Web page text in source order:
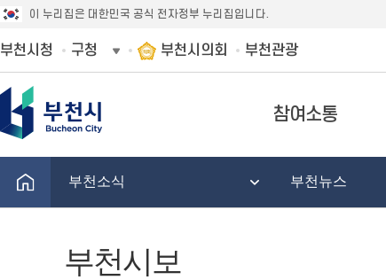
이 누리집은 대한민국 공식 전자정부 누리집입니다.
부천시청 구청 부천시의회 부천관광
참여소통
부천소식 부천뉴스
부천시보